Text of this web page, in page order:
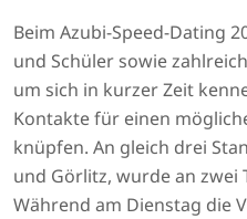
Beim Azubi-Speed-Dating
und Schüler sowie
um sich in kurzer Zeit
Kontakte für einen
knüpfen. An gleich drei
und Görlitz, wurde an zwei
Während am Dienstag die